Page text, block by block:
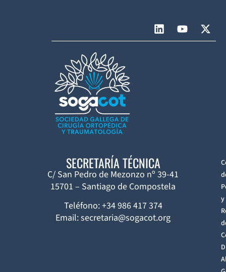
SECRETARÍA TÉCNICA
C/ San Pedro de Mezonzo nº 39-41
15701 – Santiago de Compostela
Teléfono: +34 986 417 374
Email: secretaria@sogacot.org
y